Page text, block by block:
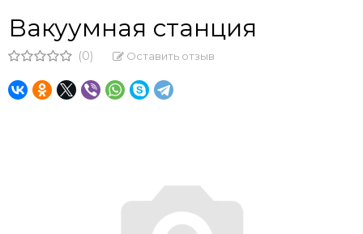
Вакуумная станция
(0) Оставить отзыв